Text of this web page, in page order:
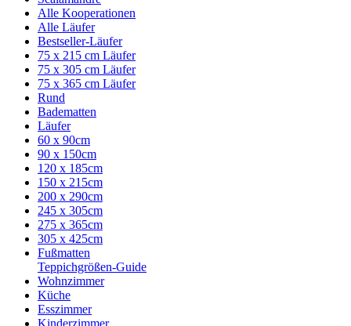
Alle Kooperationen
Alle Läufer
Bestseller-Läufer
75 x 215 cm Läufer
75 x 305 cm Läufer
75 x 365 cm Läufer
Rund
Badematten
Läufer
60 x 90cm
90 x 150cm
120 x 185cm
150 x 215cm
200 x 290cm
245 x 305cm
275 x 365cm
305 x 425cm
Fußmatten
Teppichgrößen-Guide
Wohnzimmer
Küche
Esszimmer
Kinderzimmer